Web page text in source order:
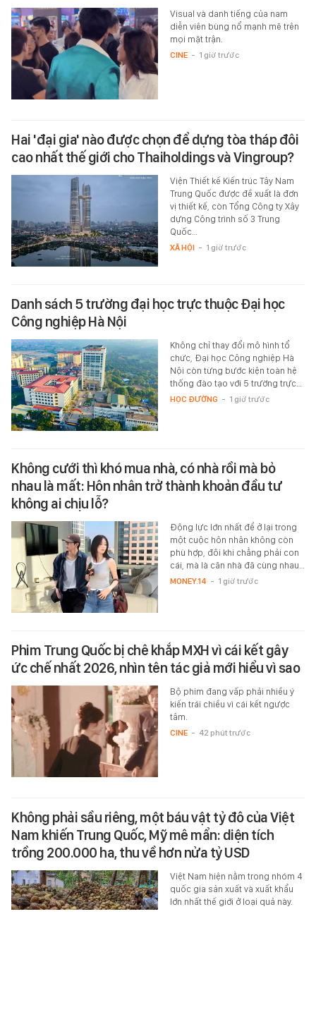
Visual và danh tiếng của nam
diễn viên bùng nổ mạnh mẽ trên
mọi mặt trận.
CINE - 1 giờ trước
Hai 'đại gia' nào được chọn để dựng tòa tháp đôi
cao nhất thế giới cho Thaiholdings và Vingroup?
Viện Thiết kế Kiến trúc Tây Nam
Trung Quốc được đề xuất là đơn
vị thiết kế, còn Tổng Công ty Xây
dựng Công trình số 3 Trung
Quốc…
XÃ HỘI - 1 giờ trước
Danh sách 5 trường đại học trực thuộc Đại học
Công nghiệp Hà Nội
Không chỉ thay đổi mô hình tổ
chức, Đại học Công nghiệp Hà
Nội còn từng bước kiện toàn hệ
thống đào tạo với 5 trường trực…
HỌC ĐƯỜNG - 1 giờ trước
Không cưới thì khó mua nhà, có nhà rồi mà bỏ
nhau là mất: Hôn nhân trở thành khoản đầu tư
không ai chịu lỗ?
Động lực lớn nhất để ở lại trong
một cuộc hôn nhân không còn
phù hợp, đôi khi chẳng phải con
cái, mà là căn nhà đã cùng nhau…
MONEY.14 - 1 giờ trước
Phim Trung Quốc bị chê khắp MXH vì cái kết gây
ức chế nhất 2026, nhìn tên tác giả mới hiểu vì sao
Bộ phim đang vấp phải nhiều ý
kiến trái chiều vì cái kết ngược
tâm.
CINE - 42 phút trước
Không phải sầu riêng, một báu vật tỷ đô của Việt
Nam khiến Trung Quốc, Mỹ mê mẩn: diện tích
trồng 200.000 ha, thu về hơn nửa tỷ USD
Việt Nam hiện nằm trong nhóm 4
quốc gia sản xuất và xuất khẩu
lớn nhất thế giới ở loại quả này.